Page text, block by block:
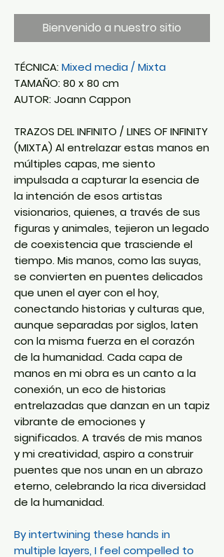
Bienvenido a nuestro sitio
TÉCNICA:Mixed media / Mixta
TAMAÑO: 80 x 80 cm
AUTOR: Joann Cappon
TRAZOS DEL INFINITO / LINES OF INFINITY
(MIXTA) Al entrelazar estas manos en
múltiples capas, me siento
impulsada a capturar la esencia de
la intención de esos artistas
visionarios, quienes, a través de sus
figuras y animales, tejieron un legado
de coexistencia que trasciende el
tiempo. Mis manos, como las suyas,
se convierten en puentes delicados
que unen el ayer con el hoy,
conectando historias y culturas que,
aunque separadas por siglos, laten
con la misma fuerza en el corazón
de la humanidad. Cada capa de
manos en mi obra es un canto a la
conexión, un eco de historias
entrelazadas que danzan en un tapiz
vibrante de emociones y
significados. A través de mis manos
y mi creatividad, aspiro a construir
puentes que nos unan en un abrazo
eterno, celebrando la rica diversidad
de la humanidad.
By intertwining these hands in
multiple layers, I feel compelled to